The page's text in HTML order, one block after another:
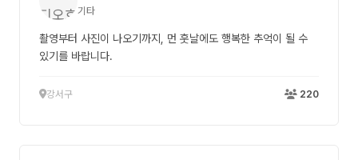
기타
촬영부터 사진이 나오기까지, 먼 훗날에도 행복한 추억이 될 수
있기를 바랍니다.
강서구 220